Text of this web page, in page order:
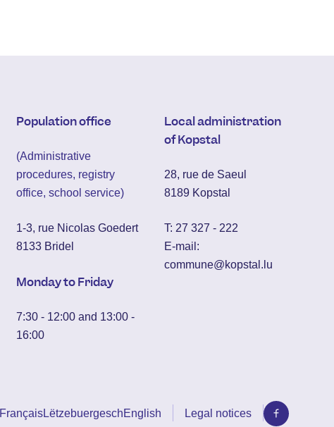
Population office
(Administrative
procedures, registry
office, school service)
1-3, rue Nicolas Goedert
8133 Bridel
Monday to Friday
7:30 - 12:00 and 13:00 -
16:00
Local administration
of Kopstal
28, rue de Saeul
8189 Kopstal
T: 27 327 - 222
E-mail:
commune@kopstal.lu
FrançaisLëtzebuergeschEnglish Legal notices